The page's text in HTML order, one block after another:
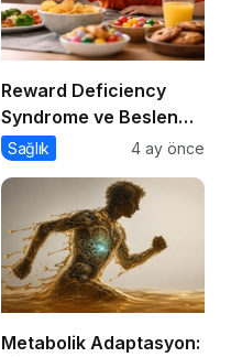
Reward Deficiency
Syndrome ve Beslenme
Davranışı
Sağlık 4 ay önce
Metabolik Adaptasyon: